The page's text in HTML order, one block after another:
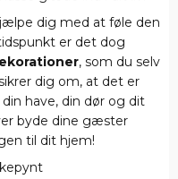
dig med at føle den
er det dog
, som du selv
dig om, at det er
have, din dør og dit
byde dine gæster
til dit hjem!